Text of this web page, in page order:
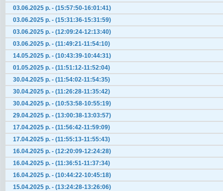
03.06.2025 р. - (15:57:50-16:01:41)
03.06.2025 р. - (15:31:36-15:31:59)
03.06.2025 р. - (12:09:24-12:13:40)
03.06.2025 р. - (11:49:21-11:54:10)
14.05.2025 р. - (10:43:39-10:44:31)
01.05.2025 р. - (11:51:12-11:52:04)
30.04.2025 р. - (11:54:02-11:54:35)
30.04.2025 р. - (11:26:28-11:35:42)
30.04.2025 р. - (10:53:58-10:55:19)
29.04.2025 р. - (13:00:38-13:03:57)
17.04.2025 р. - (11:56:42-11:59:09)
17.04.2025 р. - (11:55:13-11:55:43)
16.04.2025 р. - (12:20:09-12:24:28)
16.04.2025 р. - (11:36:51-11:37:34)
16.04.2025 р. - (10:44:22-10:45:18)
15.04.2025 р. - (13:24:28-13:26:06)